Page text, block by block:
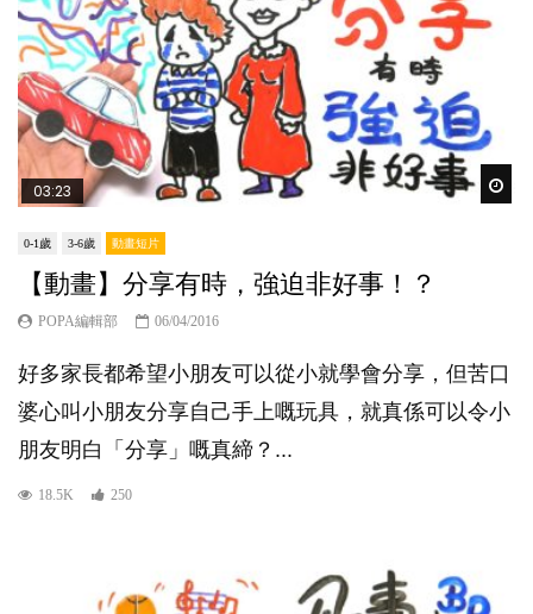
03:23
0-1歲 3-6歲 動畫短片
【動畫】分享有時，強迫非好事！？
POPA編輯部 06/04/2016
好多家長都希望小朋友可以從小就學會分享，但苦口
婆心叫小朋友分享自己手上嘅玩具，就真係可以令小
朋友明白「分享」嘅真締？...
18.5K 250